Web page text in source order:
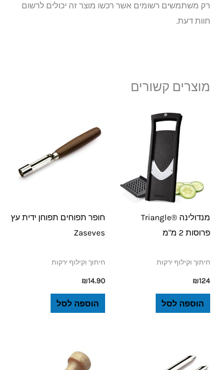
רק משתמשים רשומים אשר רכשו מוצר זה יכולים לרשום
חוות דעת.
מוצרים קשורים
מנדולינה ®Triangle
פרוסות 2 מ"מ
חיתוך וקילוף ירקות
₪124
הוספה לסל
חופר תפוחים תפוחן ידית עץ
Zaseves
חיתוך וקילוף ירקות
₪14.90
הוספה לסל